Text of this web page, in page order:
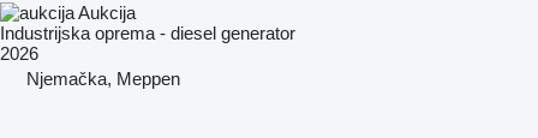
Aukcija
Industrijska oprema - diesel generator
2026
Njemačka, Meppen